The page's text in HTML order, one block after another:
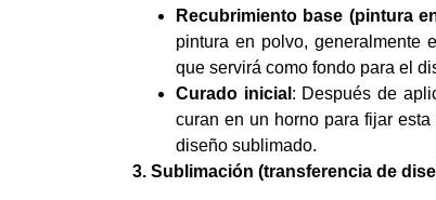
Recubrimiento base (pintura
pintura en polvo, generalmente
que servirá como fondo para el
Curado inicial : Después de
curan en un horno para fijar
diseño sublimado.
3. Sublimación (transferencia de